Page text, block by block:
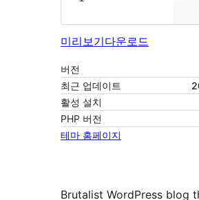
미리보기다운로드
버전
최근 업데이트
활성 설치
PHP 버전
테마 홈페이지
Brutalist WordPress blog